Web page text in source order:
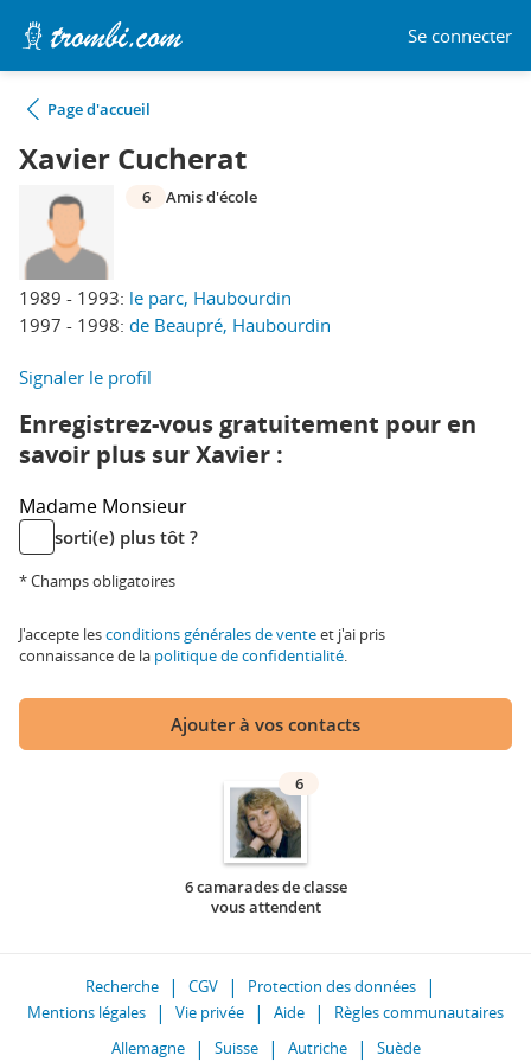
Se connecter
Page d'accueil
Xavier Cucherat
1989 - 1993: le parc, Haubourdin
1997 - 1998: de Beaupré, Haubourdin
6 Amis d'école
Signaler le profil
Enregistrez-vous gratuitement pour en
savoir plus sur Xavier :
Madame Monsieur
sorti(e) plus tôt ?
* Champs obligatoires
J'accepte lesconditions générales de venteet j'ai pris
connaissance de la politique de confidentialité.
Ajouter à vos contacts
6
6 camarades de classe
vous attendent
Recherche CGV
Protection des données
Mentions légales
Vie privée Aide
Règles communautaires
Allemagne
Suisse Autriche Suède